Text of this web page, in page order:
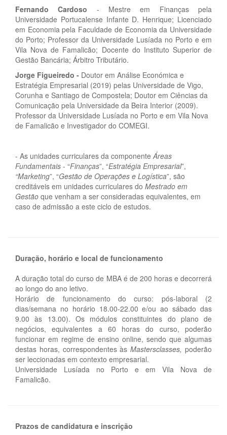
Fernando Cardoso - Mestre em Finanças pela
Universidade Portucalense Infante D. Henrique; Licenciado
em Economia pela Faculdade de Economia da Universidade
do Porto; Professor da Universidade Lusíada no Porto e em
Vila Nova de Famalicão; Docente do Instituto Superior de
Gestão Bancária; Árbitro Tributário.
Jorge Figueiredo - Doutor em Análise Económica e
Estratégia Empresarial (2019) pelas Universidade de Vigo,
Corunha e Santiago de Compostela; Doutor em Ciências da
Comunicação pela Universidade da Beira Interior (2009).
Professor da Universidade Lusíada no Porto e em Vila Nova
de Famalicão e Investigador do COMEGI.
- As unidades curriculares da componenteÁreas
Fundamentais - “Finanças”, “Estratégia Empresarial”,
“Marketing”, “Gestão de Operações e Logística”, são
creditáveis em unidades curriculares do Mestrado em
Gestão que venham a ser consideradas equivalentes, em
caso de admissão a este ciclo de estudos.
Duração, horário e local de funcionamento
A duração total do curso de MBA é de 200 horas e decorrerá
ao longo do ano letivo.
Horário de funcionamento do curso: pós-laboral (2
dias/semana no horário 18.00-22.00 e/ou ao sábado das
9.00 às 13.00). Os módulos constituintes do plano de
negócios, equivalentes a 60 horas do curso, poderão
funcionar em regime de ensino online, sendo que algumas
destas horas, correspondentes àsMastersclasses, poderão
ser leccionadas em contexto empresarial.
Universidade Lusíada no Porto e em Vila Nova de
Famalicão.
Prazos de candidatura e inscrição